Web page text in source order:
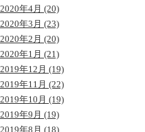
2020年4月 (20)
2020年3月 (23)
2020年2月 (20)
2020年1月 (21)
2019年12月 (19)
2019年11月 (22)
2019年10月 (19)
2019年9月 (19)
2019年8月 (18)